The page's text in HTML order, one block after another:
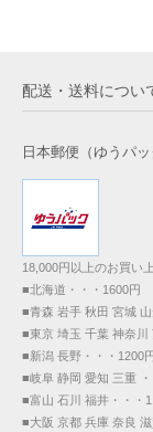
配送・送料につい
日本郵便（ゆうパッ
18,000円以上のお買い
■北海道・・・1600円
■青森 岩手 秋田 宮城
■東京 埼玉 千葉 神奈川
■新潟 長野・・・1200
■岐阜 静岡 愛知 三重
■富山 石川 福井・・・
■大阪 京都 兵庫 奈良